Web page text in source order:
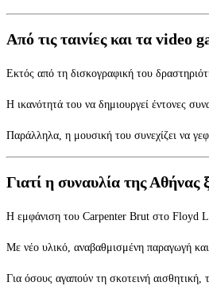
Από τις ταινίες και τα video
Εκτός από τη δισκογραφική του
Η ικανότητά του να δημιουργεί έντονες
Παράλληλα, η μουσική του συνεχίζει να
Γιατί η συναυλία της Αθήνας
Η εμφάνιση του Carpenter Brut στο Floyd
Με νέο υλικό, αναβαθμισμένη παραγωγή και
Για όσους αγαπούν τη σκοτεινή